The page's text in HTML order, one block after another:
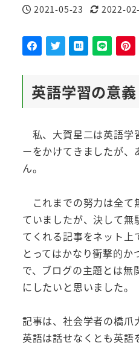
投稿日
2021-05-23
更新日
2022-
英語学習の意義
私、大賀星二は英語学
ーをかけてきましたが、
ん。
これまでの努力は全て
ていましたが、決して無
てくれる記事をネット上
とってはかなり衝撃的
で、ブログの主題とは無
にしたいと思いました。
記事は、社会学者の橋爪
英語は話せなくとも英語